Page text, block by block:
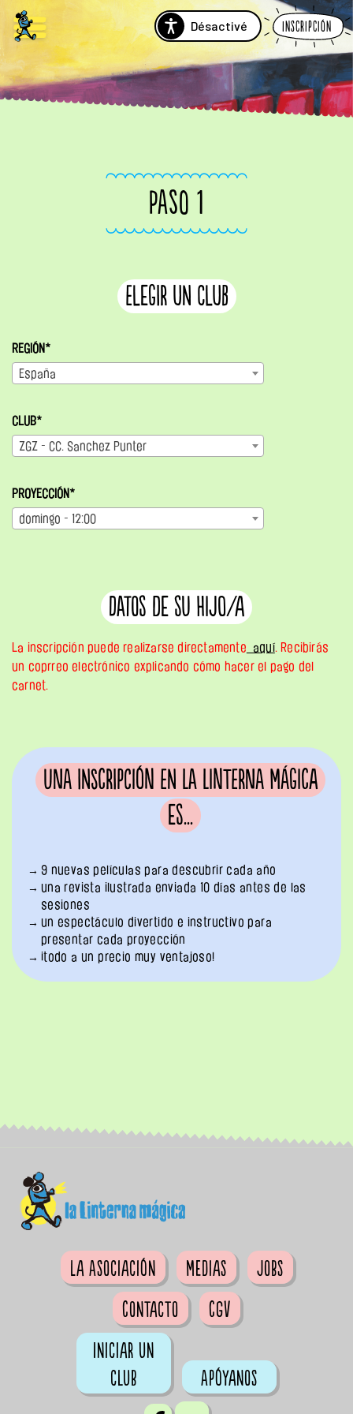
Désactivé Inscripción
PASO 1
Elegir un club
REGIÓN*
España
CLUB*
ZGZ - CC. Sanchez Punter
PROYECCIÓN*
domingo - 12:00
Datos de su hijo/a
La inscripción puede realizarse directamente aquí. Recibirás
un coprreo electrónico explicando cómo hacer el pago del
carnet.
Una inscripción en La Linterna Mágica
es...
9 nuevas películas para descubrir cada año
una revista ilustrada enviada 10 días antes de las
sesiones
un espectáculo divertido e instructivo para
presentar cada proyección
¡todo a un precio muy ventajoso!
La Asociación Medias
Jobs
Contacto
CGV
Iniciar un
club
Apóyanos